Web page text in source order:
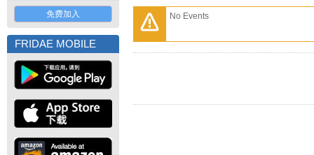
免费加入
FRIDAE MOBILE
No Events